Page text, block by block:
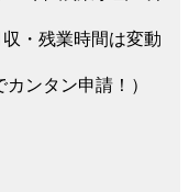
・残業時間は変動
ンタン申請！）